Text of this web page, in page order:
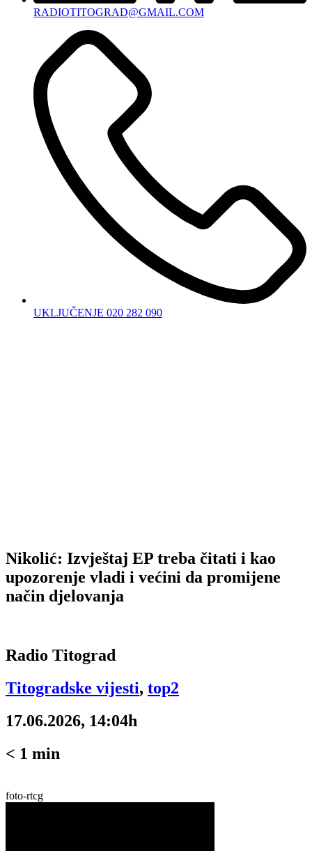
RADIOTITOGRAD@GMAIL.COM
UKLJUČENJE 020 282 090
Nikolić: Izvještaj EP treba čitati i kao
upozorenje vladi i većini da promijene
način djelovanja
Radio Titograd
Titogradske vijesti, top2
17.06.2026, 14:04h
< 1 min
foto-rtcg